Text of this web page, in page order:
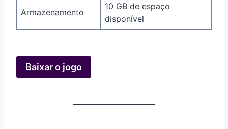
Armazenamento
10 GB de espaço
disponível
Baixar o jogo